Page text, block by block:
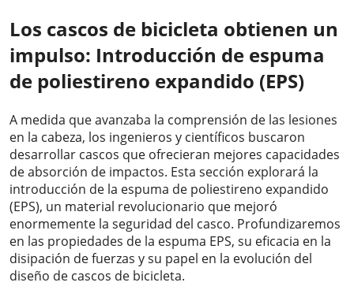
Los cascos de bicicleta obtienen un
impulso: Introducción de espuma
de poliestireno expandido (EPS)
A medida que avanzaba la comprensión de las lesiones
en la cabeza, los ingenieros y científicos buscaron
desarrollar cascos que ofrecieran mejores capacidades
de absorción de impactos. Esta sección explorará la
introducción de la espuma de poliestireno expandido
(EPS), un material revolucionario que mejoró
enormemente la seguridad del casco. Profundizaremos
en las propiedades de la espuma EPS, su eficacia en la
disipación de fuerzas y su papel en la evolución del
diseño de cascos de bicicleta.